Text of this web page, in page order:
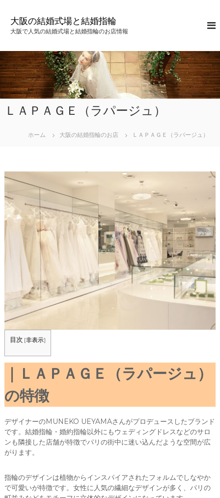
へ
ス
キ
ッ
プ
大阪の結婚式場と結婚指輪
大阪で人気の結婚式場と結婚指輪のお店情報
ＬＡＰＡＧＥ（ラパージュ）
ホーム 大阪の結婚指輪のお店 ＬＡＰＡＧＥ（ラパージュ）
目次 [非表示]
ＬＡＰＡＧＥ（ラパージュ）
の特徴
デザイナーのMUNEKO UEYAMAさんがプロデュースしたブランド
です。結婚指輪・婚約指輪以外にもウェディングドレスなどのサロ
ンも隣接した店舗が特徴でパリの街中に迷い込んだような空間が広
がります。
指輪のデザインは植物からインスパイアされたフォルムでしなやか
で可愛いが特徴です。女性に人気の繊細なデザインが多く、パリの